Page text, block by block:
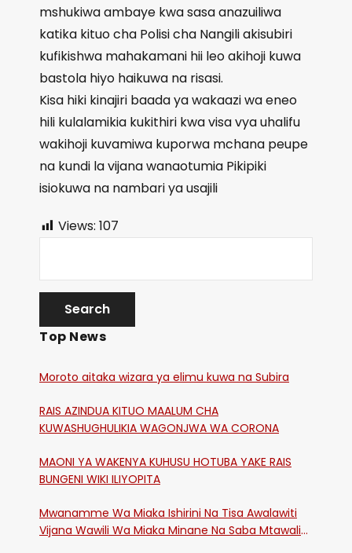
mshukiwa ambaye kwa sasa anazuiliwa
katika kituo cha Polisi cha Nangili akisubiri
kufikishwa mahakamani hii leo akihoji kuwa
bastola hiyo haikuwa na risasi.
Kisa hiki kinajiri baada ya wakaazi wa eneo
hili kulalamikia kukithiri kwa visa vya uhalifu
wakihoji kuvamiwa kuporwa mchana peupe
na kundi la vijana wanaotumia Pikipiki
isiokuwa na nambari ya usajili
Views: 107
Top News
Moroto aitaka wizara ya elimu kuwa na Subira
RAIS AZINDUA KITUO MAALUM CHA
KUWASHUGHULIKIA WAGONJWA WA CORONA
MAONI YA WAKENYA KUHUSU HOTUBA YAKE RAIS
BUNGENI WIKI ILIYOPITA
Mwanamme Wa Miaka Ishirini Na Tisa Awalawiti
Vijana Wawili Wa Miaka Minane Na Saba Mtawalia